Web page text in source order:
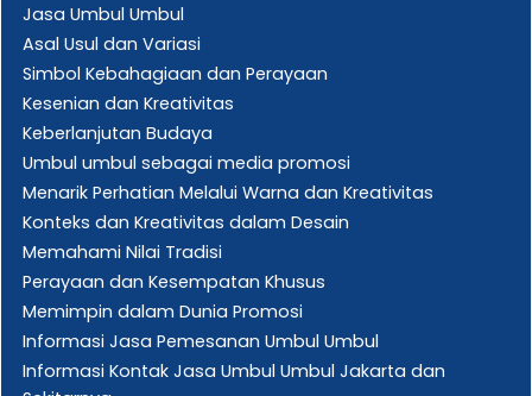
Jasa Umbul Umbul
Asal Usul dan Variasi
Simbol Kebahagiaan dan Perayaan
Kesenian dan Kreativitas
Keberlanjutan Budaya
Umbul umbul sebagai media promosi
Menarik Perhatian Melalui Warna dan Kreativitas
Konteks dan Kreativitas dalam Desain
Memahami Nilai Tradisi
Perayaan dan Kesempatan Khusus
Memimpin dalam Dunia Promosi
Informasi Jasa Pemesanan Umbul Umbul
Informasi Kontak Jasa Umbul Umbul Jakarta dan